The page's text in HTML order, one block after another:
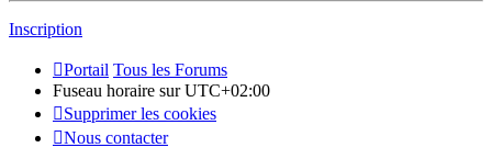
Inscription
Portail Tous les Forums
Fuseau horaire surUTC+02:00
Supprimer les cookies
Nous contacter